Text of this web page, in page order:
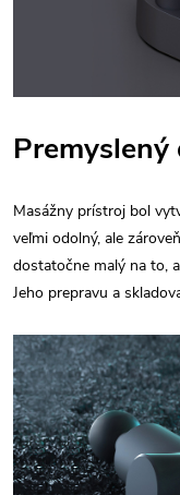
Premyslený
Masážny prístroj bol
veľmi odolný, ale
dostatočne malý na to,
Jeho prepravu a